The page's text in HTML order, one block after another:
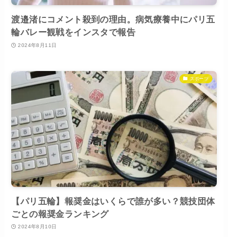
渡邉渚にコメント殺到の理由。病気療養中にパリ五
輪バレー観戦をインスタで報告
2024年8月11日
スポーツ
【パリ五輪】報奨金はいくらで誰が多い？競技団体
ごとの報奨金ランキング
2024年8月10日